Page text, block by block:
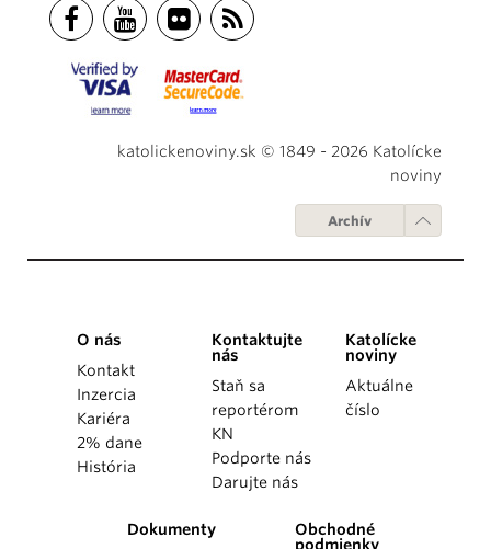
katolickenoviny.sk © 1849 - 2026 Katolícke
noviny
Archív
O nás
Kontakt
Inzercia
Kariéra
2% dane
História
Kontaktujte
nás
Staň sa
reportérom
KN
Podporte nás
Darujte nás
Katolícke
noviny
Aktuálne
číslo
Dokumenty
Obchodné
podmienky